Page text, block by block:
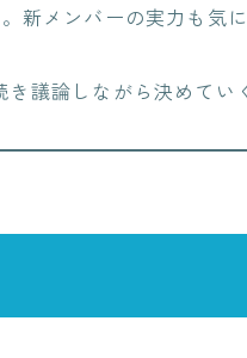
新メンバーの実力も気
議論しながら決めてい